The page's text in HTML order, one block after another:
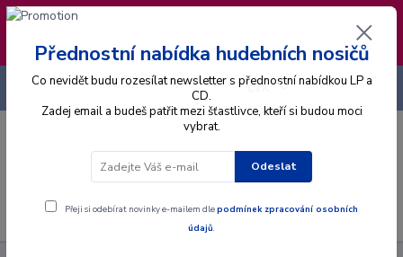
❣️ Od 4.8. do 13.8. čerpám dovolenou. Datum
expedice objednávek se posouvá na pátek
14.8.2026 🐋
Menu
CZK
+420 725 736 293
Přednostní nabídka hudebních nosičů
Co nevidět budu rozesílat newsletter s přednostní nabídkou LP a
CD.
Zadej email a budeš patřit mezi šťastlivce, kteří si budou moci
vybrat.
Odeslat
Přeji si odebírat novinky e-mailem dlepodmínek zpracování osobních
údajů.